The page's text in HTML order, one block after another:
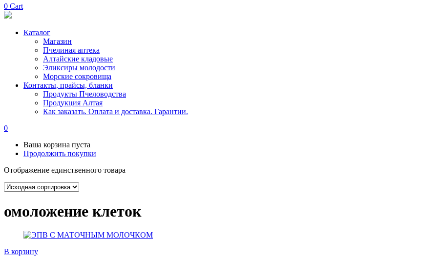
0 Cart
Каталог
Магазин
Пчелиная аптека
Алтайские кладовые
Эликсиры молодости
Морские сокровища
Контакты, прайсы, бланки
Продукты Пчеловодства
Продукция Алтая
Как заказать. Оплата и доставка. Гарантии.
0
Ваша корзина пуста
Продолжить покупки
Отображение единственного товара
омоложение клеток
В корзину